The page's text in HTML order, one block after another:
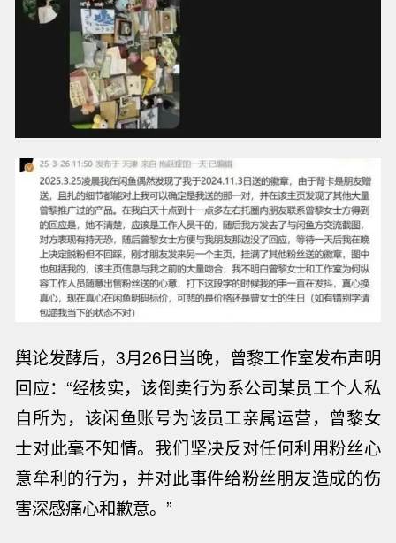
舆论发酵后，3月26日当晚，曾黎工作室发布声明
回应： “经核实，该倒卖行为系公司某员工个人私
自所为，该闲鱼账号为该员工亲属运营，曾黎女
士对此毫不知情。我们坚决反对任何利用粉丝心
意牟利的行为，并对此事件给粉丝朋友造成的伤
害深感痛心和歉意。”